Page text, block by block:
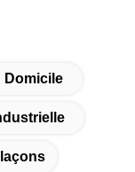
Domicile